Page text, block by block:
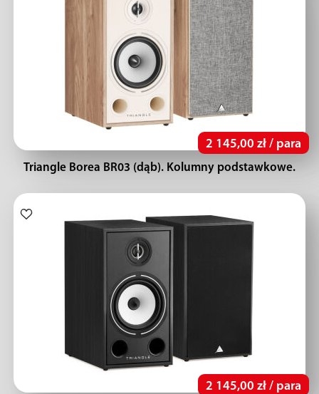
2 145,00 zł / para
Triangle Borea BR03 (dąb). Kolumny podstawkowe.
2 145,00 zł / para